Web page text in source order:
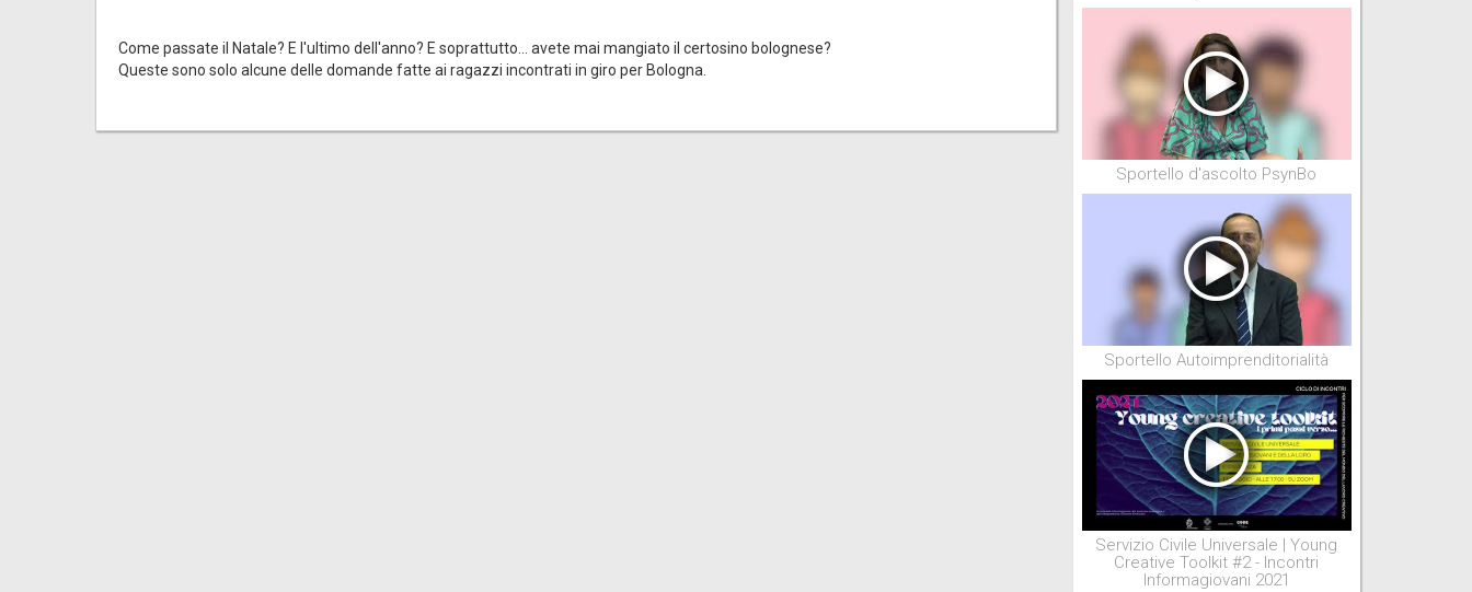
Come passate il Natale? E l'ultimo dell'anno? E soprattutto... avete mai mangiato il certosino bolognese?
Queste sono solo alcune delle domande fatte ai ragazzi incontrati in giro per Bologna.
Sportello d'ascolto PsynBo
Sportello Autoimprenditorialità
Servizio Civile Universale | Young
Creative Toolkit #2 - Incontri
Informagiovani 2021